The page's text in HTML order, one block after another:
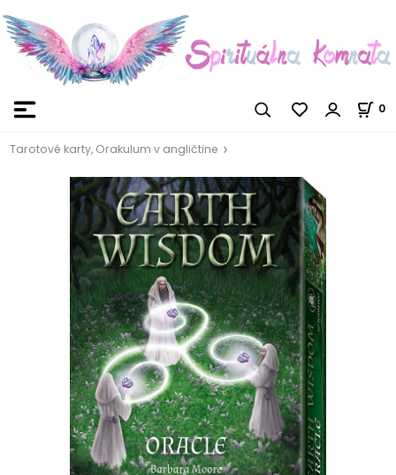
0
Tarotové karty, Orakulum v angličtine